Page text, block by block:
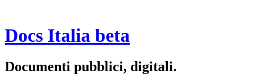
Docs Italia beta
Documenti pubblici, digitali.